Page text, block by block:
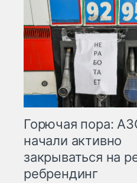
Горючая пора:
начали активно
закрываться на
ребрендинг